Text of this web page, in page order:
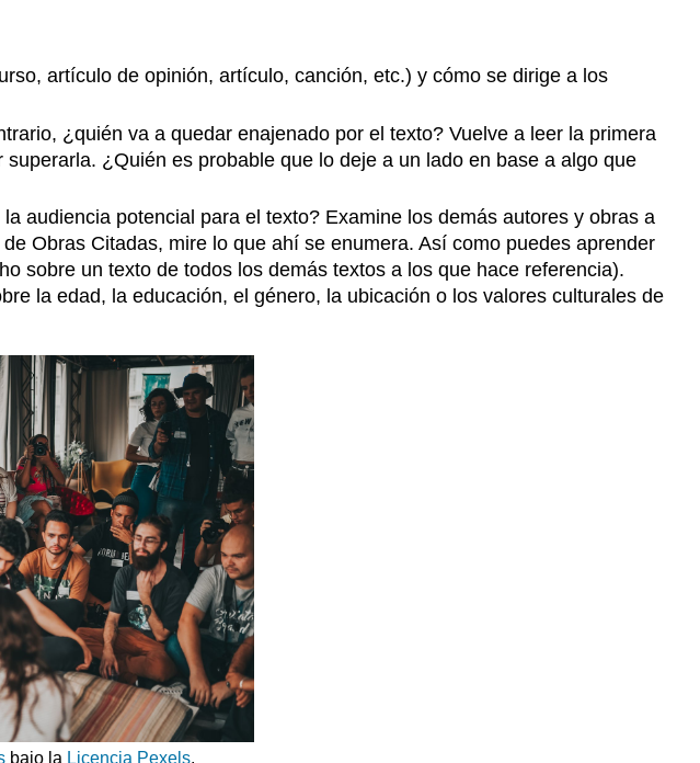
artículo de opinión, artículo, canción, etc.) y cómo se dirige a los
¿quién va a quedar enajenado por el texto? Vuelve a leer la primera
¿Quién es probable que lo deje a un lado en base a algo que
audiencia potencial para el texto? Examine los demás autores y obras a
Obras Citadas, mire lo que ahí se enumera. Así como puedes aprender
sobre un texto de todos los demás textos a los que hace referencia).
la edad, la educación, el género, la ubicación o los valores culturales de
bajo la Licencia Pexels.